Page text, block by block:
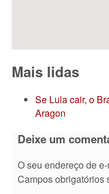
Mais lidas
Se Lula cair, o
Aragon
Deixe um
O seu endereço de
Campos obrigatórios